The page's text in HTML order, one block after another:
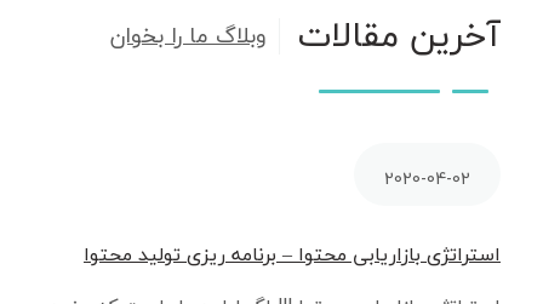
آخرین مقالات وبلاگ ما را بخوان
2020-04-02
استراتژی بازاریابی محتوا – برنامه ریزی تولید محتوا